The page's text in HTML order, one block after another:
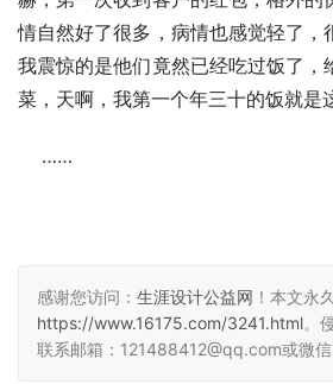
情自然好了很多，病情也感觉轻了，
我震惊的是他们竟然已经吃过饭了，
菜，天啊，我第一个年三十的饭就是
……
感谢您访问： 生涯设计公益网 ！本文永
https://www.16175.com/3241.html。
联系邮箱：121488412@qq.com或微信